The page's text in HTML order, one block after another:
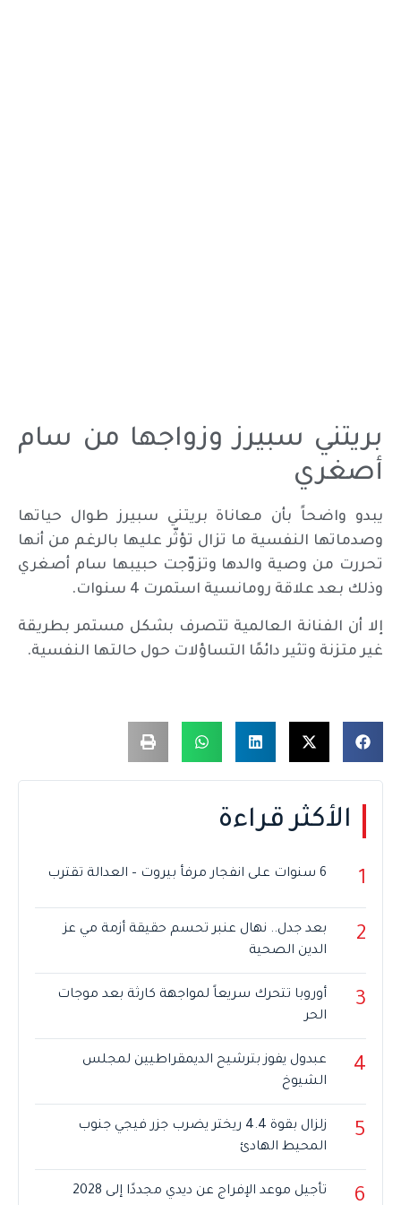
بريتني سبيرز وزواجها من سام
أصغري
يبدو واضحاً بأن معاناة بريتني سبيرز طوال حياتها
وصدماتها النفسية ما تزال تؤثّر عليها بالرغم من أنها
تحررت من وصية والدها وتزوّجت حبيبها سام أصغري
وذلك بعد علاقة رومانسية استمرت 4 سنوات.
إلا أن الفنانة العالمية تتصرف بشكل مستمر بطريقة
غير متزنة وتثير دائمًا التساؤلات حول حالتها النفسية.
الأكثر قراءة
1 6 سنوات على انفجار مرفأ بيروت – العدالة تقترب
2
بعد جدل.. نهال عنبر تحسم حقيقة أزمة مي عز
الدين الصحية
3
أوروبا تتحرك سريعاً لمواجهة كارثة بعد موجات
الحر
4
عبدول يفوز بترشيح الديمقراطيين لمجلس
الشيوخ
5
زلزال بقوة 4.4 ريختر يضرب جزر فيجي جنوب
المحيط الهادئ
6 تأجيل موعد الإفراج عن ديدي مجددًا إلى 2028